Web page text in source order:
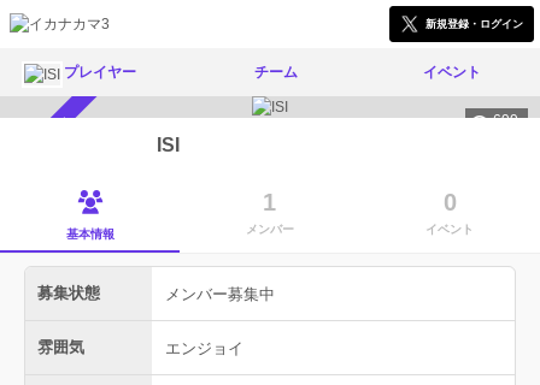
新規登録・ログイン
プレイヤー チーム イベント
699
ISI
基本情報
1
メンバー
0
イベント
募集状態 メンバー募集中
雰囲気 エンジョイ